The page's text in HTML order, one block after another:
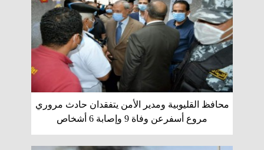
محافظ القليوبية ومدير الأمن يتفقدان حادث مروري
مروع أسفرعن وفاة 9 وإصابة 6 أشخاص